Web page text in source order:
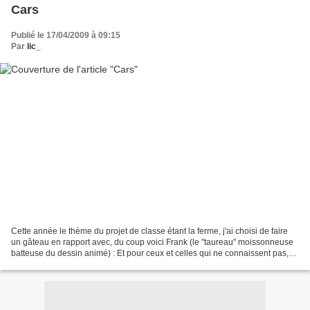
Cars
Publié le 17/04/2009 à 09:15
Par lic_
Cette année le thème du projet de classe étant la ferme, j'ai choisi de faire
un gâteau en rapport avec, du coup voici Frank (le "taureau" moissonneuse
batteuse du dessin animé) : Et pour ceux et celles qui ne connaissent pas,